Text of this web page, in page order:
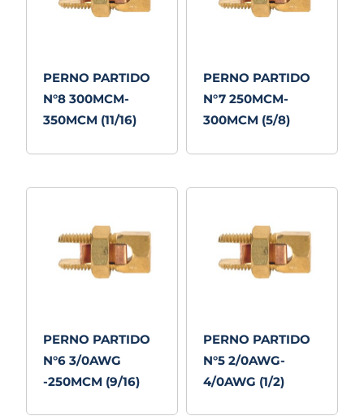
PERNO PARTIDO
N°8 300MCM-
350MCM (11/16)
PERNO PARTIDO
N°7 250MCM-
300MCM (5/8)
PERNO PARTIDO
N°6 3/0AWG
-250MCM (9/16)
PERNO PARTIDO
N°5 2/0AWG-
4/0AWG (1/2)